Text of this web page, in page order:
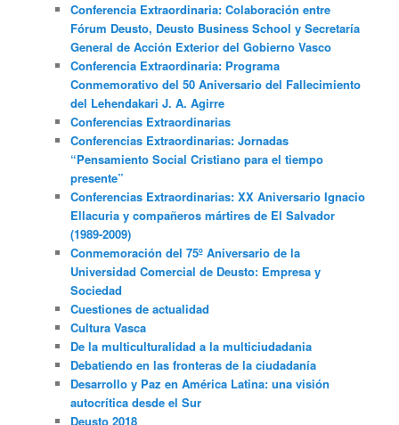
Conferencia Extraordinaria: Colaboración entre
Fórum Deusto, Deusto Business School y Secretaría
General de Acción Exterior del Gobierno Vasco
Conferencia Extraordinaria: Programa
Conmemorativo del 50 Aniversario del Fallecimiento
del Lehendakari J. A. Agirre
Conferencias Extraordinarias
Conferencias Extraordinarias: Jornadas
“Pensamiento Social Cristiano para el tiempo
presente”
Conferencias Extraordinarias: XX Aniversario Ignacio
Ellacuria y compañeros mártires de El Salvador
(1989-2009)
Conmemoración del 75º Aniversario de la
Universidad Comercial de Deusto: Empresa y
Sociedad
Cuestiones de actualidad
Cultura Vasca
De la multiculturalidad a la multiciudadania
Debatiendo en las fronteras de la ciudadanía
Desarrollo y Paz en América Latina: una visión
autocrítica desde el Sur
Deusto 2018